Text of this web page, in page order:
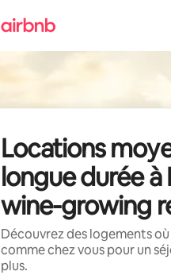
Locations
longue durée à
wine-growing
Découvrez des logements
comme chez vous pour un
plus.